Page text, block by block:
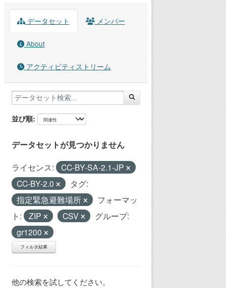
データセット メンバー
About
アクティビティストリーム
並び順
データセットが見つかりません
ライセンス:
CC-BY-SA-2.1-JP
CC-BY-2.0
タグ:
指定緊急避難場所
フォーマッ
ト:
ZIP CSV
グループ:
gr1200
フィルタ結果
他の検索を試してください。